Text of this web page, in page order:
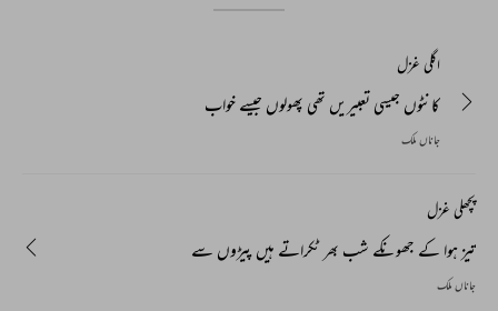
اگلی غزل
کانٹوں جیسی تعبیریں تھی پھولوں جیسے خواب
جاناں ملک
پچھلی غزل
تیز ہوا کے جھونکے شب بھر ٹکراتے ہیں پیڑوں سے
جاناں ملک